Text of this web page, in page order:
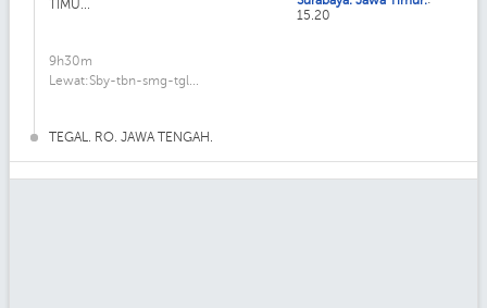
TIMU...
9h30m
Lewat:Sby-tbn-smg-tgl...
TEGAL. RO. JAWA TENGAH.
15.20